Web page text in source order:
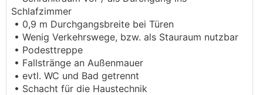
Schlafzimmer
• 0,9 m Durchgangsbreite bei Türen
• Wenig Verkehrswege, bzw. als Stauraum nutzbar
• Podesttreppe
• Fallstränge an Außenmauer
• evtl. WC und Bad getrennt
• Schacht für die Haustechnik